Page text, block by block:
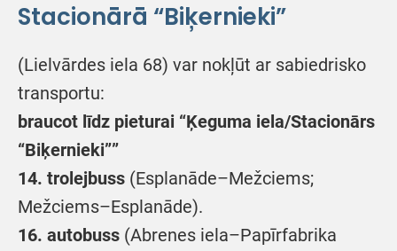
Stacionārā “Biķernieki”
(Lielvārdes iela 68) var nokļūt ar sabiedrisko
transportu:
braucot līdz pieturai “Ķeguma iela/Stacionārs
“Biķernieki””
14. trolejbuss (Esplanāde–Mežciems;
Mežciems–Esplanāde).
16. autobuss (Abrenes iela–Papīrfabrika